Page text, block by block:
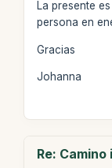
La presente
persona en
Gracias
Johanna
Re: